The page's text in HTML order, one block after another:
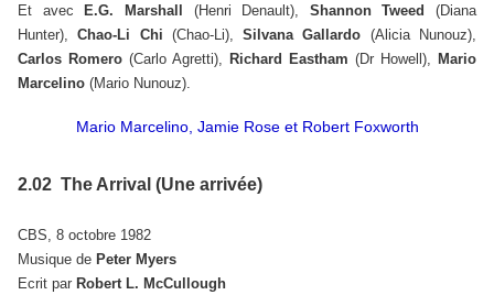
Et avec
E.G. Marshall (Henri Denault), Shannon Tweed (Diana
Hunter),Chao-Li Chi (Chao-Li),Silvana Gallardo (Alicia Nunouz),
Carlos Romero (Carlo Agretti), Richard Eastham (Dr Howell), Mario
Marcelino (Mario Nunouz).
Mario Marcelino, Jamie Rose et Robert Foxworth
2.02 The Arrival (Une arrivée)
CBS, 8 octobre 1982
Musique de Peter Myers
Ecrit par Robert L. McCullough